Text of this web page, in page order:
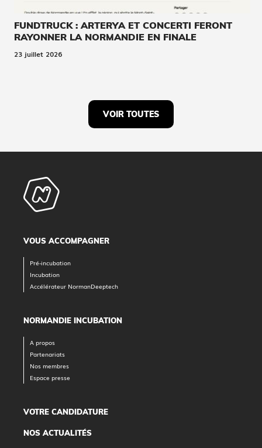
FUNDTRUCK : ARTERYA ET CONCERTI FERONT
RAYONNER LA NORMANDIE EN FINALE
23 juillet 2026
VOIR TOUTES
VOUS ACCOMPAGNER
Pré-incubation
Incubation
Accélérateur NormanDeeptech
NORMANDIE INCUBATION
A propos
Partenariats
Nos membres
Espace presse
VOTRE CANDIDATURE
NOS ACTUALITÉS